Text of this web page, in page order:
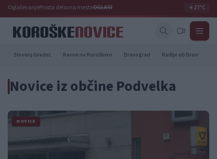
OglaševanjeProsta delovna mestaOGLASI ☀️27°C
Slovenj Gradec Ravne na Koroškem Dravograd Radlje ob Dravi
Novice iz občine Podvelka
NOVICE